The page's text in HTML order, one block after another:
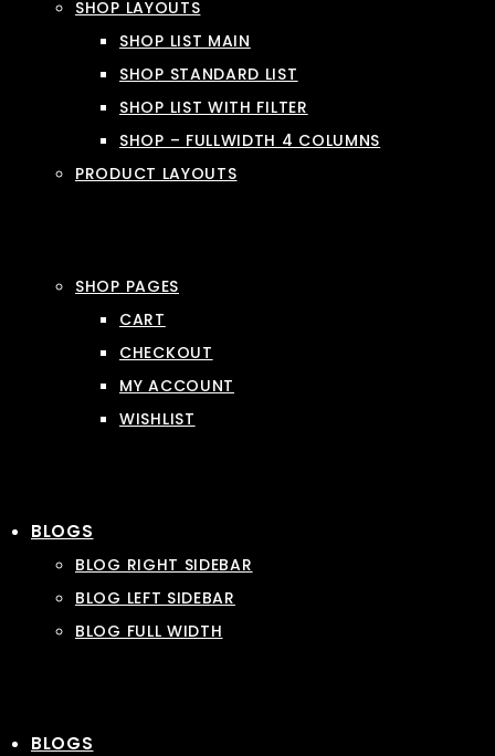
SHOP LAYOUTS
SHOP LIST MAIN
SHOP STANDARD LIST
SHOP LIST WITH FILTER
SHOP – FULLWIDTH 4 COLUMNS
PRODUCT LAYOUTS
SHOP PAGES
CART
CHECKOUT
MY ACCOUNT
WISHLIST
BLOGS
BLOG RIGHT SIDEBAR
BLOG LEFT SIDEBAR
BLOG FULL WIDTH
BLOGS